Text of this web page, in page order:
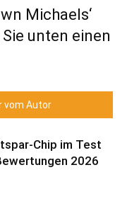
Michaels‘
unten einen
vom Autor
Chip im Test
2026